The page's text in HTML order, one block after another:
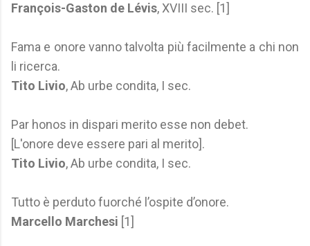
François-Gaston de Lévis, XVIII sec. [1]
Fama e onore vanno talvolta più facilmente a chi non
li ricerca.
Tito Livio, Ab urbe condita, I sec.
Par honos in dispari merito esse non debet.
[L'onore deve essere pari al merito].
Tito Livio, Ab urbe condita, I sec.
Tutto è perduto fuorché l’ospite d’onore.
Marcello Marchesi [1]